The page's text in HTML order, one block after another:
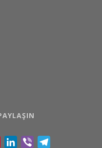
PinterestLinkedIn
Viber